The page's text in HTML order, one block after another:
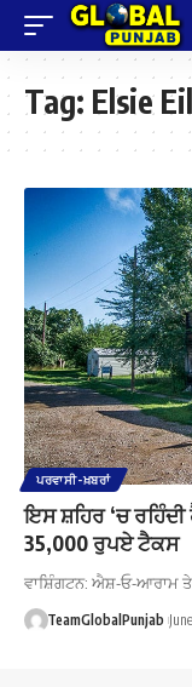
Tag: Elsie
ਪਰਵਾਸੀ-ਖ਼ਬਰਾਂ
ਇਸ ਸ਼ਹਿਰ ‘ਚ
35,000 ਰੁਪਏ ਟੈਕਸ
ਵਾਸ਼ਿੰਗਟਨ: ਐਸ਼-ਓ-ਆਰਾਮ ਤੇ
TeamGlobalPunjab